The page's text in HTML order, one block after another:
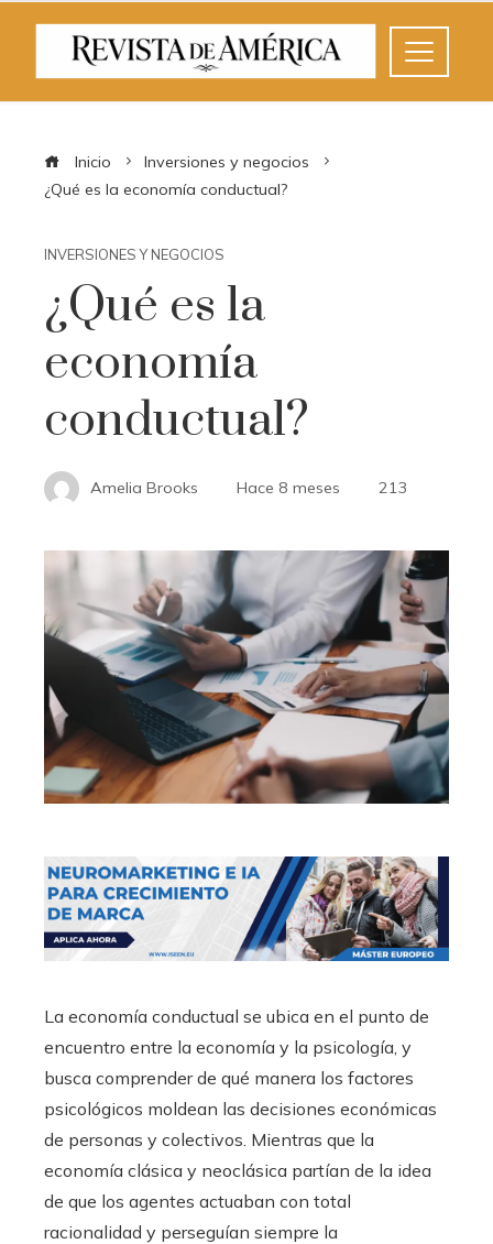
Inicio
Inversiones y negocios
¿Qué es la economía conductual?
INVERSIONES Y NEGOCIOS
¿Qué es la
economía
conductual?
Amelia Brooks Hace 8 meses 213
La economía conductual se ubica en el punto de
encuentro entre la economía y la psicología, y
busca comprender de qué manera los factores
psicológicos moldean las decisiones económicas
de personas y colectivos. Mientras que la
economía clásica y neoclásica partían de la idea
de que los agentes actuaban con total
racionalidad y perseguían siempre la